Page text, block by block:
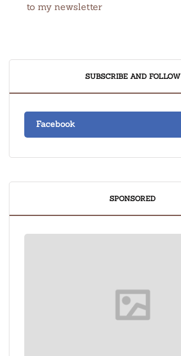
to my newsletter
SUBSCRIBE AND FOLLOW
Facebook
SPONSORED